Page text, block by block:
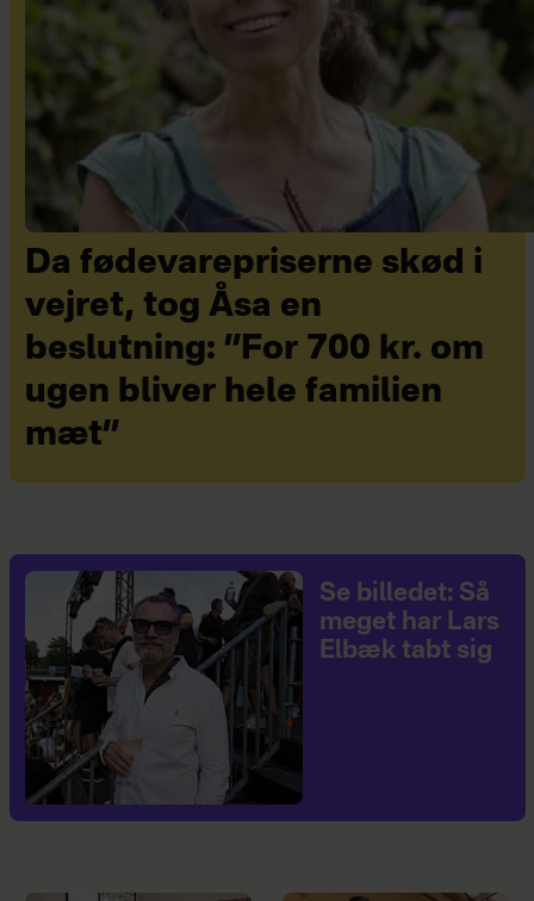
Da fødevarepriserne skød i
vejret, tog Åsa en
beslutning: ”For 700 kr. om
ugen bliver hele familien
mæt”
Se billedet: Så
meget har Lars
Elbæk tabt sig